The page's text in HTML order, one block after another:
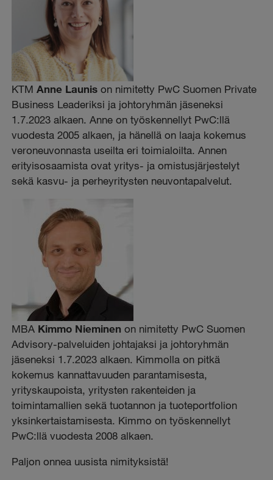
KTMAnne Launis on nimitetty PwC Suomen Private
Business Leaderiksi ja johtoryhmän jäseneksi
1.7.2023 alkaen. Anne on työskennellyt PwC:llä
vuodesta 2005 alkaen, ja hänellä on laaja kokemus
veroneuvonnasta useilta eri toimialoilta. Annen
erityisosaamista ovat yritys- ja omistusjärjestelyt
sekä kasvu- ja perheyritysten neuvontapalvelut.
MBA Kimmo Nieminen on nimitetty PwC Suomen
Advisory-palveluiden johtajaksi ja johtoryhmän
jäseneksi 1.7.2023 alkaen. Kimmolla on pitkä
kokemus kannattavuuden parantamisesta,
yrityskaupoista, yritysten rakenteiden ja
toimintamallien sekä tuotannon ja tuoteportfolion
yksinkertaistamisesta. Kimmo on työskennellyt
PwC:llä vuodesta 2008 alkaen.
Paljon onnea uusista nimityksistä!